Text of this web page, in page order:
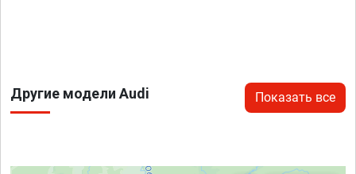
Другие модели Audi Показать все